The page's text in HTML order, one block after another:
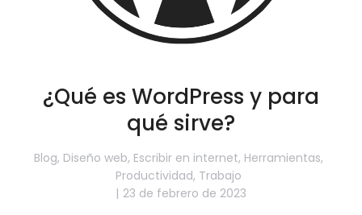
¿Qué es WordPress y para
qué sirve?
Blog, Diseño web, Escribir en internet, Herramientas,
Productividad, Trabajo
23 de febrero de 2023